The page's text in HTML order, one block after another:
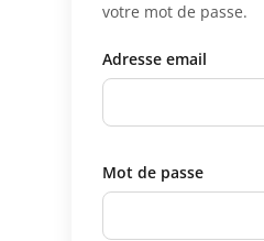
votre mot de passe.
Adresse email
Mot de passe